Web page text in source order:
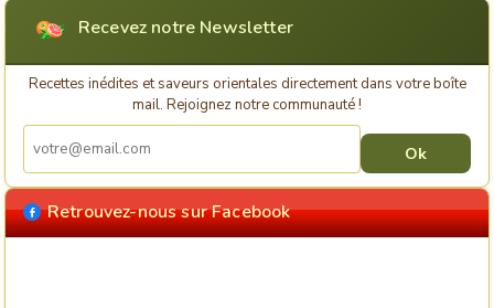
Recevez notre Newsletter
Recettes inédites et saveurs orientales directement dans votre boîte
mail. Rejoignez notre communauté !
Retrouvez-nous sur Facebook